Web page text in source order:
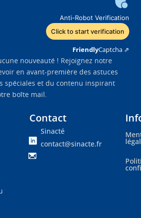
Anti-Robot Verification
Click to start verification
FriendlyCaptcha ⇗
nouveauté ! Rejoignez notre
en avant-première des astuces
spéciales et du contenu inspirant
boîte mail.
Contact
Sinacté
contact@sinacte.fr